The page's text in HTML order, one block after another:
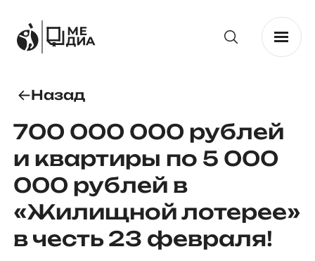
Назад
700 000 000 рублей
и квартиры по 5 000
000 рублей в
«Жилищной лотерее»
в честь 23 февраля!